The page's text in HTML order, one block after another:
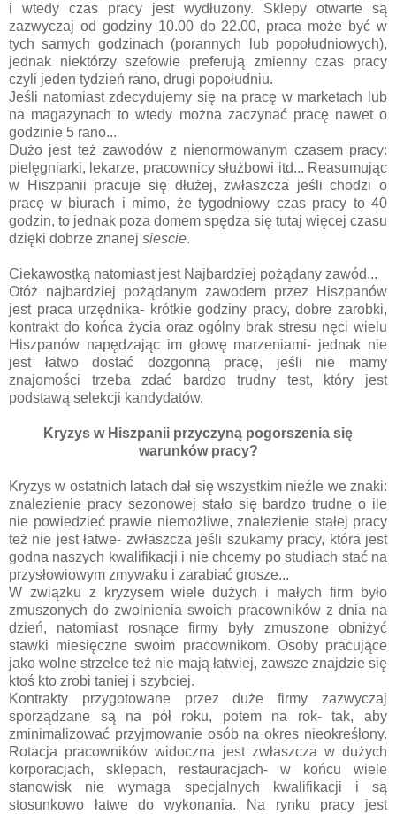
i wtedy czas pracy jest wydłużony. Sklepy otwarte są
zazwyczaj od godziny 10.00 do 22.00, praca może być w
tych samych godzinach (porannych lub popołudniowych),
jednak niektórzy szefowie preferują zmienny czas pracy
czyli jeden tydzień rano, drugi popołudniu.
Jeśli natomiast zdecydujemy się na pracę w marketach lub
na magazynach to wtedy można zaczynać pracę nawet o
godzinie 5 rano...
Dużo jest też zawodów z nienormowanym czasem pracy:
pielęgniarki, lekarze, pracownicy służbowi itd... Reasumując
w Hiszpanii pracuje się dłużej, zwłaszcza jeśli chodzi o
pracę w biurach i mimo, że tygodniowy czas pracy to 40
godzin, to jednak poza domem spędza się tutaj więcej czasu
dzięki dobrze znanej siescie.
Ciekawostką natomiast jest Najbardziej pożądany zawód...
Otóż najbardziej pożądanym zawodem przez Hiszpanów
jest praca urzędnika- krótkie godziny pracy, dobre zarobki,
kontrakt do końca życia oraz ogólny brak stresu nęci wielu
Hiszpanów napędzając im głowę marzeniami- jednak nie
jest łatwo dostać dozgonną pracę, jeśli nie mamy
znajomości trzeba zdać bardzo trudny test, który jest
podstawą selekcji kandydatów.
Kryzys w Hiszpanii przyczyną pogorszenia się
warunków pracy?
Kryzys w ostatnich latach dał się wszystkim nieźle we znaki:
znalezienie pracy sezonowej stało się bardzo trudne o ile
nie powiedzieć prawie niemożliwe, znalezienie stałej pracy
też nie jest łatwe- zwłaszcza jeśli szukamy pracy, która jest
godna naszych kwalifikacji i nie chcemy po studiach stać na
przysłowiowym zmywaku i zarabiać grosze...
W związku z kryzysem wiele dużych i małych firm było
zmuszonych do zwolnienia swoich pracowników z dnia na
dzień, natomiast rosnące firmy były zmuszone obniżyć
stawki miesięczne swoim pracownikom. Osoby pracujące
jako wolne strzelce też nie mają łatwiej, zawsze znajdzie się
ktoś kto zrobi taniej i szybciej.
Kontrakty przygotowane przez duże firmy zazwyczaj
sporządzane są na pół roku, potem na rok- tak, aby
zminimalizować przyjmowanie osób na okres nieokreślony.
Rotacja pracowników widoczna jest zwłaszcza w dużych
korporacjach, sklepach, restauracjach- w końcu wiele
stanowisk nie wymaga specjalnych kwalifikacji i są
stosunkowo łatwe do wykonania. Na rynku pracy jest